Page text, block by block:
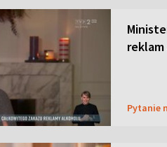
Pytanie